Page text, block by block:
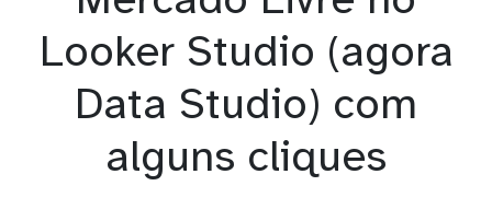
Looker Studio (agora
Data Studio) com
alguns cliques